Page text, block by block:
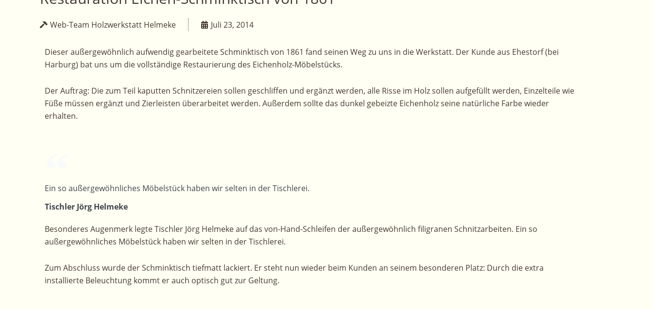
Web-Team Holzwerkstatt Helmeke Juli 23, 2014
Dieser außergewöhnlich aufwendig gearbeitete Schminktisch von 1861 fand seinen Weg zu uns in die Werkstatt. Der Kunde aus Ehestorf (bei
Harburg) bat uns um die vollständige Restaurierung des Eichenholz-Möbelstücks.
Der Auftrag: Die zum Teil kaputten Schnitzereien sollen geschliffen und ergänzt werden, alle Risse im Holz sollen aufgefüllt werden, Einzelteile wie
Füße müssen ergänzt und Zierleisten überarbeitet werden. Außerdem sollte das dunkel gebeizte Eichenholz seine natürliche Farbe wieder
erhalten.
Ein so außergewöhnliches Möbelstück haben wir selten in der Tischlerei.
Tischler Jörg Helmeke
Besonderes Augenmerk legte Tischler Jörg Helmeke auf das von-Hand-Schleifen der außergewöhnlich filigranen Schnitzarbeiten. Ein so
außergewöhnliches Möbelstück haben wir selten in der Tischlerei.
Zum Abschluss wurde der Schminktisch tiefmatt lackiert. Er steht nun wieder beim Kunden an seinem besonderen Platz: Durch die extra
installierte Beleuchtung kommt er auch optisch gut zur Geltung.